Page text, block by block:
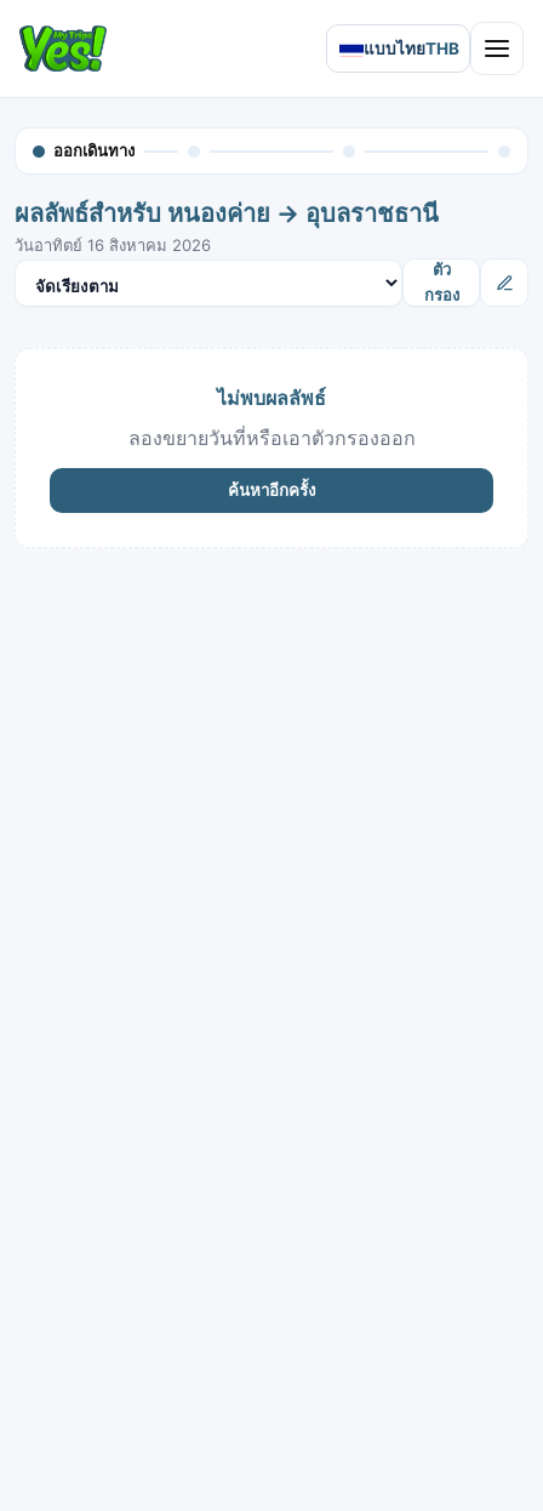
แบบไทยTHB Open
ออกเดินทาง
ผลลัพธ์สำหรับ หนองค่าย → อุบลราชธานี
วันอาทิตย์ 16 สิงหาคม 2026
ตัว
กรอง
จัดเรียงผลลัพธ์
ไม่พบผลลัพธ์
ลองขยายวันที่หรือเอาตัวกรองออก
ค้นหาอีกครั้ง